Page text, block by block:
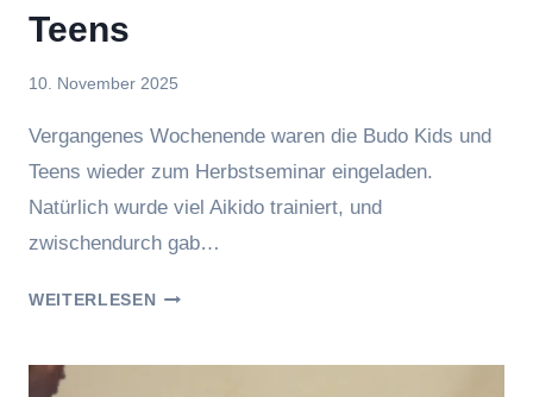
Teens
Von
Raufer
10. November 2025
Vergangenes Wochenende waren die Budo Kids und
Teens wieder zum Herbstseminar eingeladen.
Natürlich wurde viel Aikido trainiert, und
zwischendurch gab…
WEITERLESENHERBSTSEMINAR